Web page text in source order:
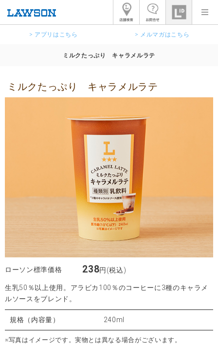
> アプリはこちら > メルマガはこちら
ミルクたっぷり キャラメルラテ
ミルクたっぷり キャラメルラテ
ローソン標準価格 238円(税込)
生乳50％以上使用。アラビカ100％のコーヒーに3種のキャラメ
ルソースをブレンド。
規格（内容量） 240ml
※写真はイメージです。実物とは異なる場合がございます。